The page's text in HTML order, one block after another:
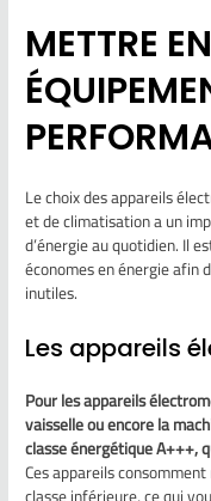
METTRE
Le choix des appareils
et de climatisation a un
d’énergie au quotidien. Il
économes en énergie afin
inutiles.
Les appareils
Pour les appareils
vaisselle ou encore la
classe énergétique A+++,
Ces appareils